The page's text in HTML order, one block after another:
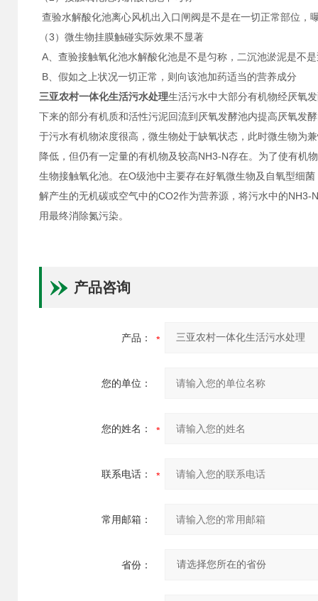
查验水解酸化池离心风机出入口闸阀是不是在一切正常部位，
（3）微生物挂膜触碰实际效果不显著
A、查验接触氧化池水解酸化池是不是匀称，二沉池淤泥是不
B、假如之上状况一切正常，则向该池加药适当的营养成分
三亚农村一体化生活污水处理生活污水中大部分有机物经厌氧
下来的部分有机质和活性污泥回流到厌氧发酵池内提高厌氧发
于污水有机物浓度很高，微生物处于缺氧状态，此时微生物为
降低，但仍有一定量的有机物及较高NH3-N存在。为了使有机
生物接触氧化池。在O级池中主要存在好氧微生物及自氧型细
解产生的无机碳或空气中的CO2作为营养源，将污水中的
用最终消除氮污染。
产品咨询
产品：
您的单位：
您的姓名：
联系电话：
常用邮箱：
省份：